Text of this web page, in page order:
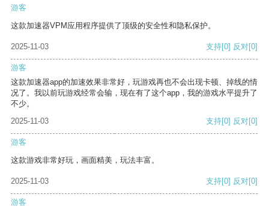
游客
这款加速器VPM应用程序提供了顶级的安全性和隐私保护。
2025-11-03 支持[0] 反对[0]
游客
这款加速器app的加速效果非常好，玩游戏再也不会出现卡顿、掉线的情
况了。我以前玩游戏经常会输，现在有了这个app，我的游戏水平提升了
不少。
2025-11-03
支持[0] 反对[0]
游客
这款游戏非常好玩，画面精美，玩法丰富。
2025-11-03 支持[0] 反对[0]
游客